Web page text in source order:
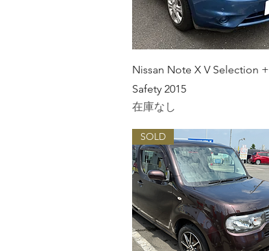
クイックビュー
Nissan Note X V Selection +
Safety 2015
在庫なし
SOLD